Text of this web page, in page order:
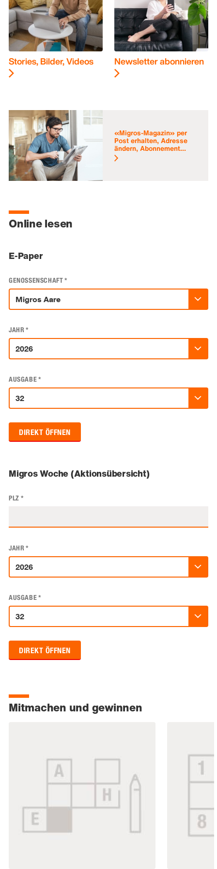
Stories, Bilder, Videos Newsletter abonnieren
«Migros-Magazin» per
Post erhalten, Adresse
ändern, Abonnement...
Online lesen
E-Paper
GENOSSENSCHAFT*
JAHR*
AUSGABE*
DIREKT ÖFFNEN
Migros Woche (Aktionsübersicht)
PLZ *
JAHR*
AUSGABE*
DIREKT ÖFFNEN
Mitmachen und gewinnen